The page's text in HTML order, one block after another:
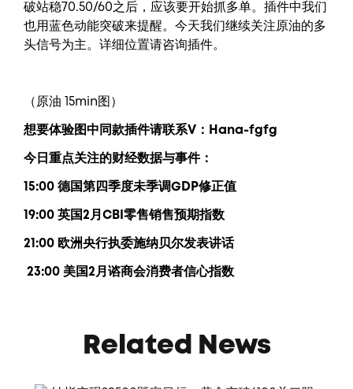
破站稳70.50/60之后，应该要开始抓多单。插件中我们
也用蓝色动能突破来提醒。今天我们继续关注原油的多
头信号为主。详细位置请咨询插件。
（原油 15min图）
想要体验图中 同款插件请联系V： Hana-fgfg
今日重点关注的财经数据与事件：
15:00 德国第四季度未季调GDP修正值
19:00 英国2月CBI零售销售预期指数
21:00 欧洲央行执委施纳贝尔发表讲话
23:00 美国2月谘商会消费者信心指数
Related News